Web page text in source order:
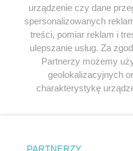
WSPÓŁPRACA
KONTAKT
ODWIEDŹ RÓWNIEŻ:
urządzenie czy dane
spersonalizowanych
treści, pomiar reklam i
ulepszanie usług. Za
Partnerzy możemy
geolokalizacyjnych
charakterystykę
zmienić/wycofać klikając
PARTNERZY